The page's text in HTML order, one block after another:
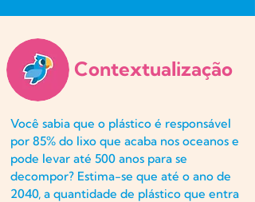
Contextualização
Você sabia que o plástico é responsável
por 85% do lixo que acaba nos oceanos e
pode levar até 500 anos para se
decompor? Estima-se que até o ano de
2040, a quantidade de plástico que entra